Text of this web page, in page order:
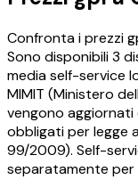
Confronta i prezzi
Sono disponibili3
media self-service
MIMIT (Ministero
vengono
obbligati per legge
99/2009). Self-
separatamente